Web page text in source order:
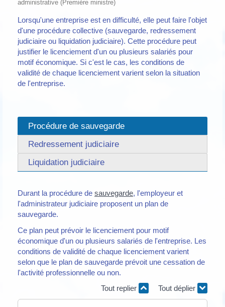
administrative (Première ministre)
Lorsqu'une entreprise est en difficulté, elle peut faire l'objet
d'une procédure collective (sauvegarde, redressement
judiciaire ou liquidation judiciaire). Cette procédure peut
justifier le licenciement d'un ou plusieurs salariés pour
motif économique. Si c'est le cas, les conditions de
validité de chaque licenciement varient selon la situation
de l'entreprise.
Procédure de sauvegarde
Redressement judiciaire
Liquidation judiciaire
Durant la procédure de sauvegarde, l'employeur et
l'administrateur judiciaire proposent un plan de
sauvegarde.
Ce plan peut prévoir le licenciement pour motif
économique d'un ou plusieurs salariés de l'entreprise. Les
conditions de validité de chaque licenciement varient
selon que le plan de sauvegarde prévoit une cessation de
l'activité professionnelle ou non.
Tout replier
Tout déplier